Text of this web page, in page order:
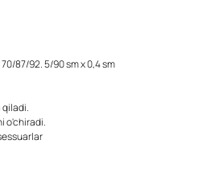
87/92. 5/90 sm x 0,4 sm
qiladi.
o'chiradi.